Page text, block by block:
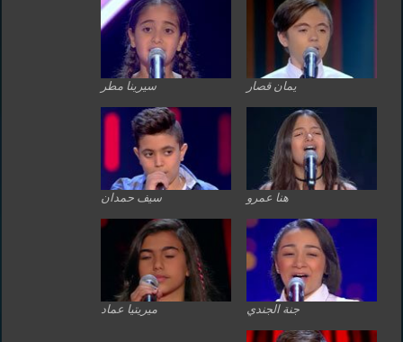
يمان قصار سيرينا مطر
هنا عمرو سيف حمدان
جنة الجندي ميريتيا عماد